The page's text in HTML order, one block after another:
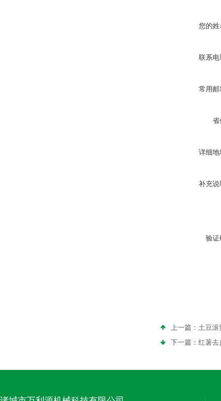
您的姓
联系电
常用邮
省
详细地
补充说
验证
上一篇： 土豆滚
下一篇： 红薯去